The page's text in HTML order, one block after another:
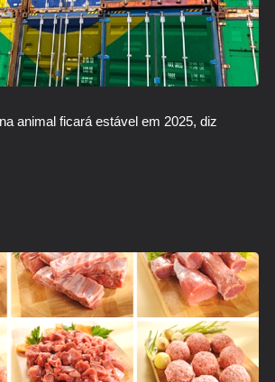
animal ficará estável em 2025, diz